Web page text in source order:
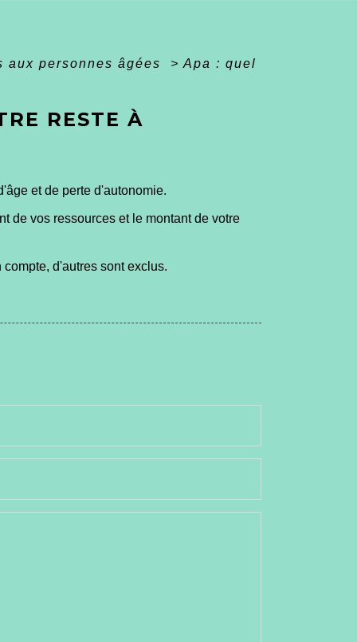
personnes âgées > Apa : quel
RESTE À
et de perte d'autonomie.
de vos ressources et le montant de votre
d'autres sont exclus.